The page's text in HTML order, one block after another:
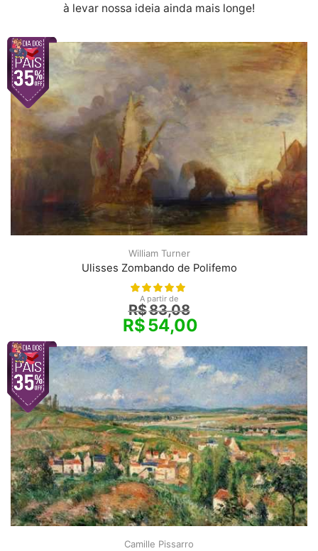
à levar nossa ideia ainda mais longe!
William Turner
Ulisses Zombando de Polifemo
A partir de
R$83,08
R$54,00
Camille Pissarro